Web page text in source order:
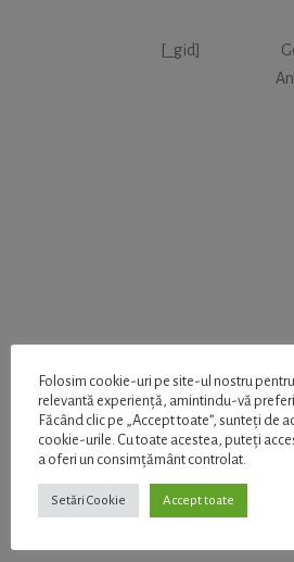
[_gid]
[collect]
Folosim cookie-uri pe site-ul nostru
relevantă experiență, amintindu-vă
Făcând clic pe „Accept toate”, sunteți de
cookie-urile. Cu toate acestea, puteți
a oferi un consimțământ controlat.
Setări Cookie Accept toate